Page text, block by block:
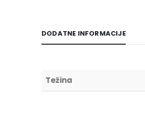
DODATNE INFORMACIJE
Težina